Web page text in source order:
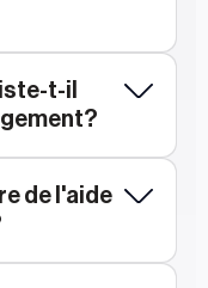
t-il
de l'aide